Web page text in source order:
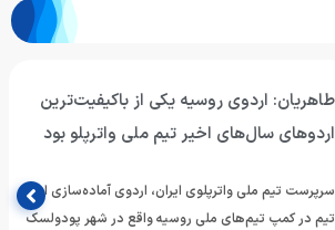
پیام تسلیت فدراسیون ورزش‌های آبی به
برادران تاریخ‌ساز واترپلوی ایران
فدراسیون ورزش‌های آبی در پیامی، درگذشت زنده‌یاد
علیرضا توکلی، برادر گرامی حسین و بهرام توکلی، دو